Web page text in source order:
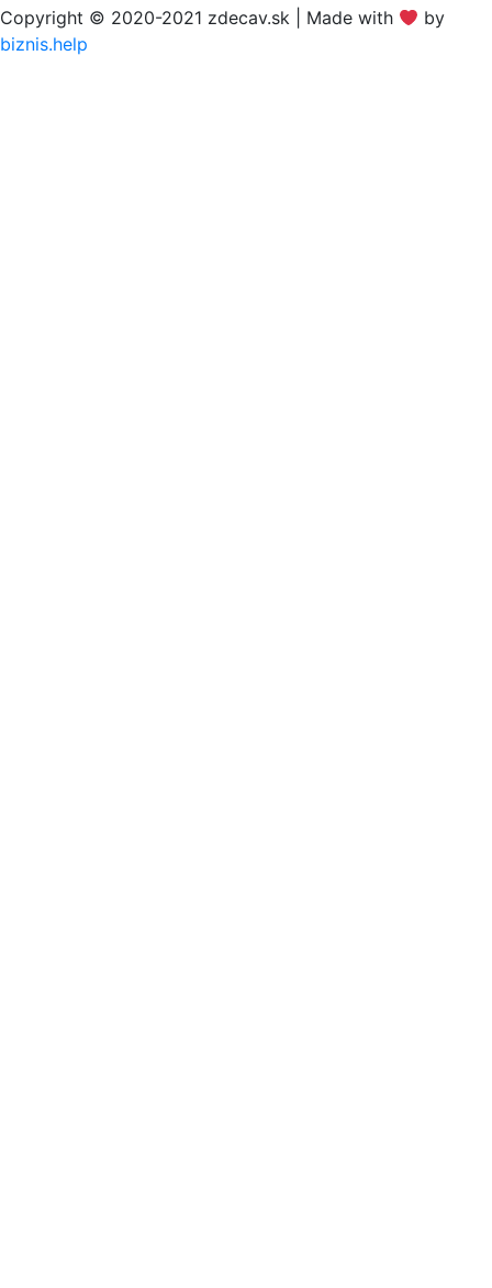
Copyright © 2020-2021 zdecav.sk | Made with
by
biznis.help